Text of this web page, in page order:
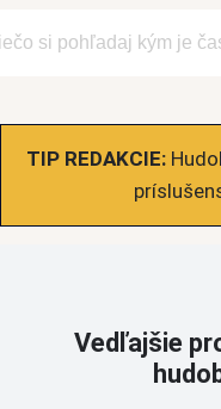
TIP REDAKCIE:
Vedľajšie